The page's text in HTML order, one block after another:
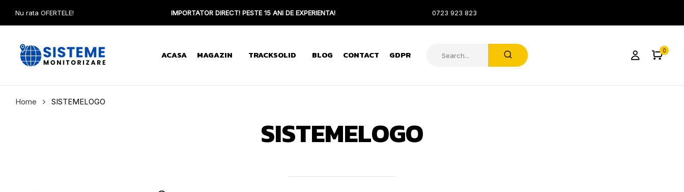
Nu rata OFERTELE! IMPORTATOR DIRECT! PESTE 15 ANI DE EXPERIENTA! 0723 923 823
ACASA MAGAZIN TRACKSOLID BLOG CONTACT GDPR 0
Home SISTEMELOGO
SISTEMELOGO